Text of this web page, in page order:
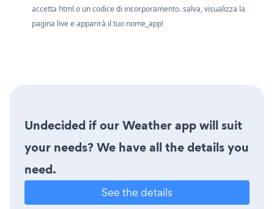
accetta html o un codice di incorporamento. salva, visualizza la
pagina live e apparirà il tuo nome_app!
Undecided if our Weather app will suit
your needs? We have all the details you
need.
See the details